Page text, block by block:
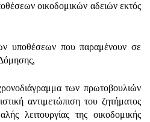
οικοδομικών αδειών εκτός
υποθέσεων που παραμένουν σε
των πρωτοβουλιών
αντιμετώπιση του ζητήματος
λειτουργίας της οικοδομικής